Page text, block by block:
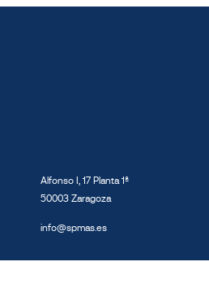
Alfonso I, 17 Planta 1ª
50003 Zaragoza
info@spmas.es